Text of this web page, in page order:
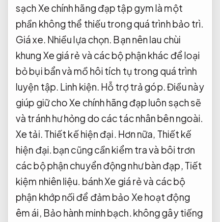
sạch Xe chính hãng đạp tập gym là một
phần không thể thiếu trong quá trình bảo trì.
Giá xe. Nhiều lựa chọn. Bạn nên lau chùi
khung Xe giá rẻ và các bộ phận khác để loại
bỏ bụi bẩn và mồ hôi tích tụ trong quá trình
luyện tập. Linh kiện. Hỗ trợ trả góp.Điều này
giúp giữ cho Xe chính hãng đạp luôn sạch sẽ
và tránh hư hỏng do các tác nhân bên ngoài.
Xe tải. Thiết kế hiện đại. Hơn nữa, Thiết kế
hiện đại. bạn cũng cần kiểm tra và bôi trơn
các bộ phận chuyển động như bàn đạp, Tiết
kiệm nhiên liệu. bánh Xe giá rẻ và các bộ
phận khớp nối để đảm bảo Xe hoạt động
êm ái, Bảo hành minh bạch. không gây tiếng